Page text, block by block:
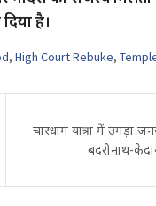
है।
, High Court Rebuke,
चारधाम यात्रा में उमड़ा
बदरीनाथ-